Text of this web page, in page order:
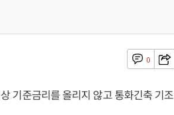
0
기준금리를 올리지 않고 통화긴축 기조